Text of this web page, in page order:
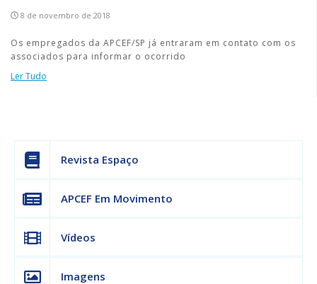
8 de novembro de 2018
Os empregados da APCEF/SP já entraram em contato com os
associados para informar o ocorrido
Ler Tudo
Revista Espaço
APCEF Em Movimento
Vídeos
Imagens